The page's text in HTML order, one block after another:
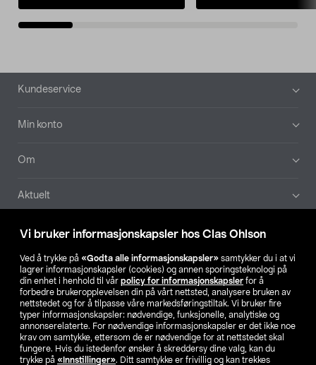
Vi bruker informasjonskapsler hos Clas Ohlson
Ved å trykke på «Godta alle informasjonskapsler» samtykker du i at vi
lagrer informasjonskapsler (cookies) og annen sporingsteknologi på
din enhet i henhold til vår policy for informasjonskapsler for å
forbedre brukeropplevelsen din på vårt nettsted, analysere bruken av
nettstedet og for å tilpasse våre markedsføringstiltak. Vi bruker fire
typer informasjonskapsler: nødvendige, funksjonelle, analytiske og
annonserelaterte. For nødvendige informasjonskapsler er det ikke noe
krav om samtykke, ettersom de er nødvendige for at nettstedet skal
fungere. Hvis du istedenfor ønsker å skreddersy dine valg, kan du
trykke på «Innstillinger». Ditt samtykke er frivillig og kan trekkes
Bunntekst
Kundeservice
Min konto
Om
Aktuelt
Våre selskaper
Finn din butikk
SE NO FI